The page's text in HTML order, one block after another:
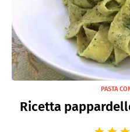
PASTA
Ricetta